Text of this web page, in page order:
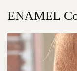
ENAMEL